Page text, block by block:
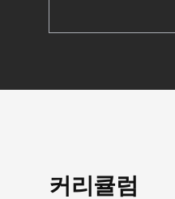
커리큘럼